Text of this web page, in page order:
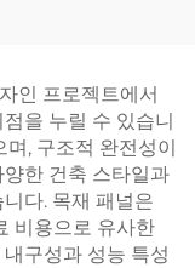
인 프로젝트에서
을 누릴 수 있습니
, 구조적 완전성이
한 건축 스타일과
다. 목재 패널은
비용으로 유사한
구성과 성능 특성